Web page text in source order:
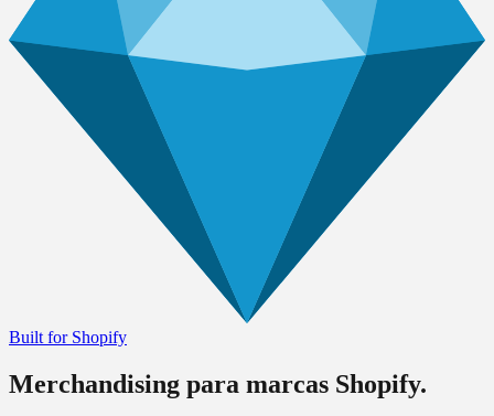
Built for Shopify
Merchandising para marcas Shopify.